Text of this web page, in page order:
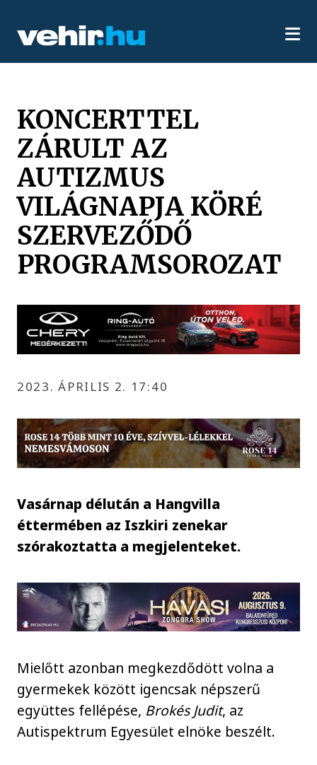
KONCERTTEL
ZÁRULT AZ
AUTIZMUS
VILÁGNAPJA KÖRÉ
SZERVEZŐDŐ
PROGRAMSOROZAT
2023. ÁPRILIS 2. 17:40
Vasárnap délután a Hangvilla
éttermében az Iszkiri zenekar
szórakoztatta a megjelenteket.
Mielőtt azonban megkezdődött volna a
gyermekek között igencsak népszerű
együttes fellépése, Brokés Judit, az
Autispektrum Egyesület elnöke beszélt.